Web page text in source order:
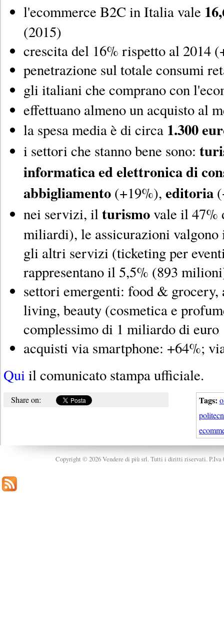
l'ecommerce B2C in Italia vale
(2015)
crescita del 16% rispetto al 2014
penetrazione sul totale consumi
gli italiani che comprano con
effettuano almeno un acquisto al
la spesa media è di circa 1.300
i settori che stanno bene sono:
informatica ed elettronica di
abbigliamento (+19%), editoria
nei servizi, ilturismovale il 47%
miliardi), le assicurazioni
gli altri servizi (ticketing per
rappresentano il 5,5% (893
settori emergenti: food & grocery,
living, beauty (cosmetica e
complessimo di 1 miliardo di euro
acquisti via smartphone: +64%;
Quiil comunicato stampa ufficiale.
Tags:
Share on:
Copyright © 2026 Vendere di più srl. Tutti i diritti riservati. P.Iva